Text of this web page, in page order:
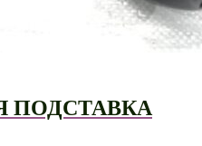
ПОДСТАВКА